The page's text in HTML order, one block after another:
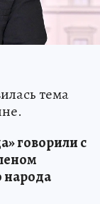
тема
говорили с
народа